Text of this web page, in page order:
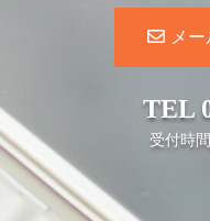
メ
TEL
受付時